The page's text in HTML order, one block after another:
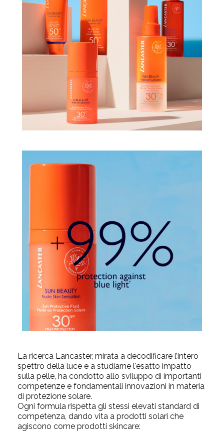
La ricerca Lancaster, mirata a decodificare l’intero
spettro della luce e a studiarne l'esatto impatto
sulla pelle, ha condotto allo sviluppo di importanti
competenze e fondamentali innovazioni in materia
di protezione solare.
Ogni formula rispetta gli stessi elevati standard di
competenza, dando vita a prodotti solari che
agiscono come prodotti skincare: